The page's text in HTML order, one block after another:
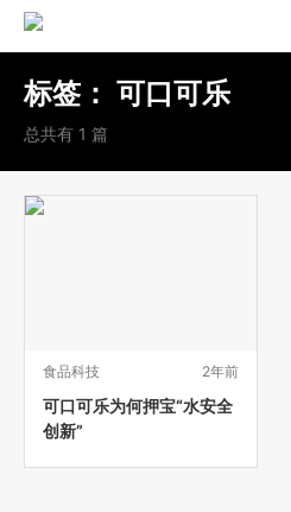
标签： 可口可乐
总共有 1 篇
食品科技 2年前
可口可乐为何押宝“水安全
创新”